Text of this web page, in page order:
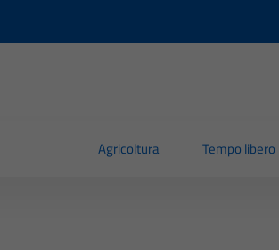
Agricoltura Tempo libero